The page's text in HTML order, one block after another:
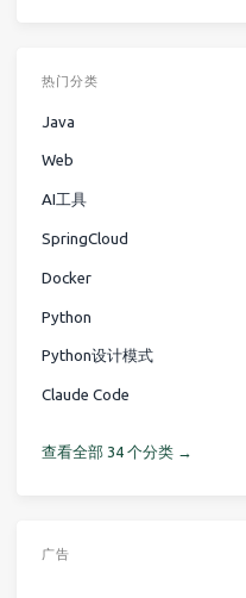
热门分类
Java
Web
AI工具
SpringCloud
Docker
Python
Python设计模式
Claude Code
查看全部 34 个分类 →
广告